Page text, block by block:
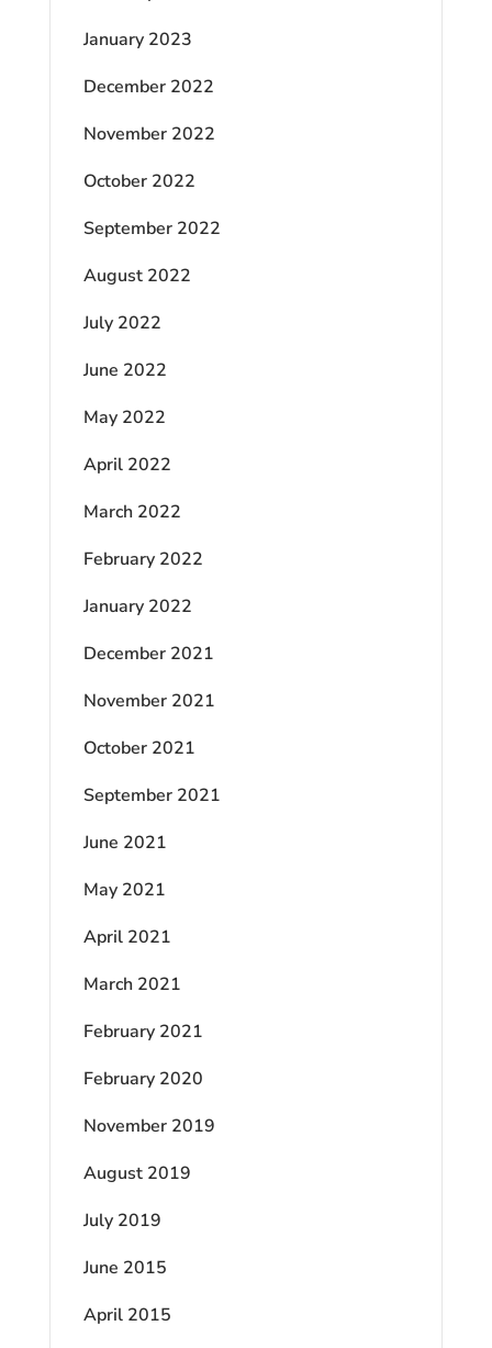
January 2023
December 2022
November 2022
October 2022
September 2022
August 2022
July 2022
June 2022
May 2022
April 2022
March 2022
February 2022
January 2022
December 2021
November 2021
October 2021
September 2021
June 2021
May 2021
April 2021
March 2021
February 2021
February 2020
November 2019
August 2019
July 2019
June 2015
April 2015